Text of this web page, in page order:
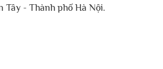
Tây - Thành phố Hà Nội.